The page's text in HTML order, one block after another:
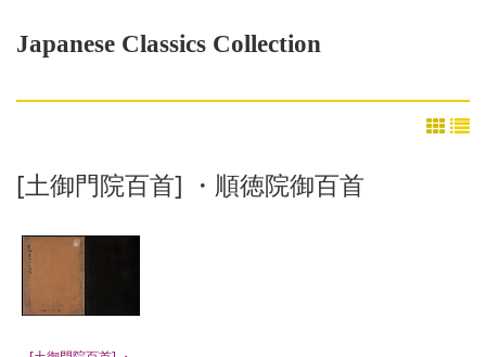
Japanese Classics Collection
[土御門院百首] ・順徳院御百首